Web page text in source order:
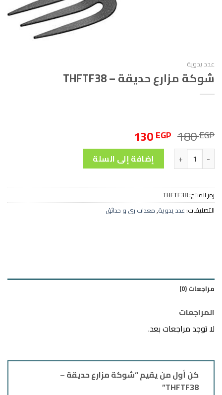
عدد يدوية
شوكة مزارع حديقة – THFTF38
180EGP السعر
الأصلي
هو:
180 EGP.
130EGP
الحالي
هو:
130 EGP.
كمية شوكة مزارع حديقة - THFTF38إضافة إلى السلة
رمز المنتج:THFTF38
التصنيفات:عدد يدوية,معدات رى و حدائق
مراجعات (0)
المراجعات
لا توجد مراجعات بعد.
كن أول من يقيم “شوكة مزارع حديقة –
THFTF38”